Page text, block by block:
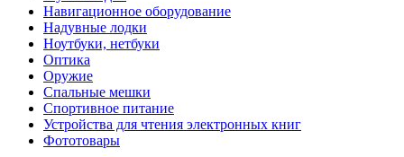
Навигационное оборудование
Надувные лодки
Ноутбуки, нетбуки
Оптика
Оружие
Спальные мешки
Спортивное питание
Устройства для чтения электронных книг
Фототовары